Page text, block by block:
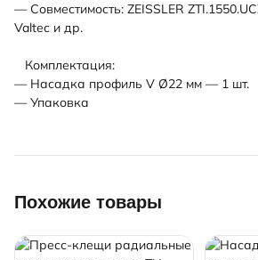
— Совместимость: ZEISSLER
Valtec и др.
Комплектация:
— Насадка профиль V Ø22 мм — 1 шт.
— Упаковка
Похожие товары